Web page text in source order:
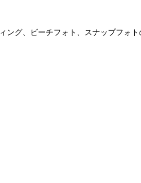
グ、ビーチフォト、スナップフォ